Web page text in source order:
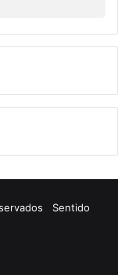
Sentido